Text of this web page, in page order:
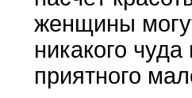
женщины
никакого
приятного